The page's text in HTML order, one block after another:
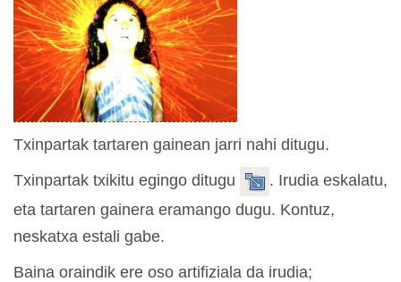
Txinpartak tartaren gainean jarri nahi ditugu.
Txinpartak txikitu egingo ditugu
. Irudia eskalatu,
eta tartaren gainera eramango dugu. Kontuz,
neskatxa estali gabe.
Baina oraindik ere oso artifiziala da irudia;